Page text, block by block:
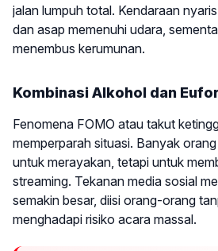
jalan lumpuh total. Kendaraan
dan asap memenuhi udara,
menembus kerumunan.
Kombinasi Alkohol dan
Fenomena FOMO atau takut
memperparah situasi. Banyak
untuk merayakan, tetapi untuk
streaming. Tekanan media sosial
semakin besar, diisi orang-orang
menghadapi risiko acara massal.